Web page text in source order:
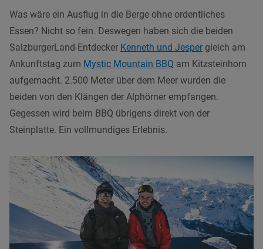
Was wäre ein Ausflug in die Berge ohne ordentliches
Essen? Nicht so fein. Deswegen haben sich die beiden
SalzburgerLand-Entdecker Kenneth und Jesper gleich am
Ankunftstag zum Mystic Mountain BBQ am Kitzsteinhorn
aufgemacht. 2.500 Meter über dem Meer wurden die
beiden von den Klängen der Alphörner empfangen.
Gegessen wird beim BBQ übrigens direkt von der
Steinplatte. Ein vollmundiges Erlebnis.